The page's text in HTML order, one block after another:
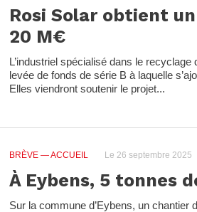
Rosi Solar obtient
20 M€
L’industriel spécialisé dans le
levée de fonds de série B à laquelle
Elles viendront soutenir le projet...
BRÈVE — ACCUEIL Le 26 septembre 2025
À Eybens, 5 tonnes
Sur la commune d’Eybens, un